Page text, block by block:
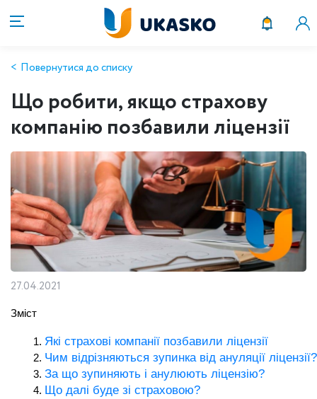
Повернутися до списку
Що робити, якщо страхову
компанію позбавили ліцензії
27.04.2021
Зміст
Які страхові компанії позбавили ліцензії
Чим відрізняються зупинка від ануляції ліцензії?
За що зупиняють і анулюють ліцензію?
Що далі буде зі страховою?